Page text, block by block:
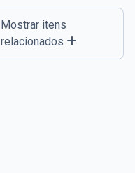
Mostrar itens
relacionados